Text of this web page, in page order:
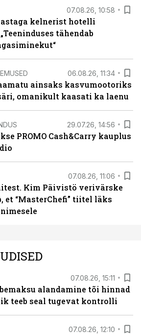
07.08.26, 10:58
kelnerist hotelli
tähendab
06.08.26, 11:34
ainsaks kasvumootoriks
omanikult kaasati ka laenu
29.07.26, 14:56
PROMO Cash&Carry kauplus
07.08.26, 11:06
Kim Päivistö verivärske
et “MasterChefi” tiitel läks
07.08.26, 15:11
alandamine tõi hinnad
teeb seal tugevat kontrolli
07.08.26, 12:10